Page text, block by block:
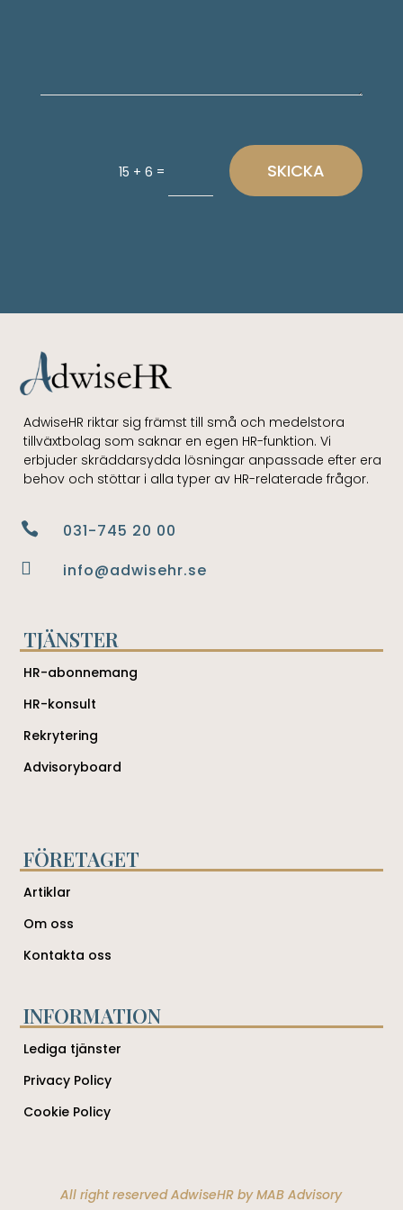
15 + 6 = SKICKA
AdwiseHR riktar sig främst till små och medelstora
tillväxtbolag som saknar en egen HR-funktion. Vi
erbjuder skräddarsydda lösningar anpassade efter era
behov och stöttar i alla typer av HR-relaterade frågor.
 031-745 20 00
 info@adwisehr.se
TJÄNSTER
HR-abonnemang
HR-konsult
Rekrytering
Advisoryboard
FÖRETAGET
Artiklar
Om oss
Kontakta oss
INFORMATION
Lediga tjänster
Privacy Policy
Cookie Policy
All right reserved AdwiseHR byMAB Advisory